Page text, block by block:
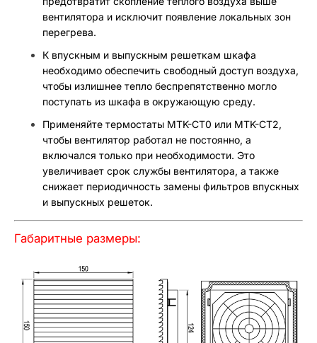
вентилятора и исключит появление локальных зон
перегрева.
К впускным и выпускным решеткам шкафа
необходимо обеспечить свободный доступ воздуха,
чтобы излишнее тепло беспрепятственно могло
поступать из шкафа в окружающую среду.
Применяйте термостаты MTK-CT0 или MTK-CT2,
чтобы вентилятор работал не постоянно, а
включался только при необходимости. Это
увеличивает срок службы вентилятора, а также
снижает периодичность замены фильтров впускных
и выпускных решеток.
Габаритные размеры: